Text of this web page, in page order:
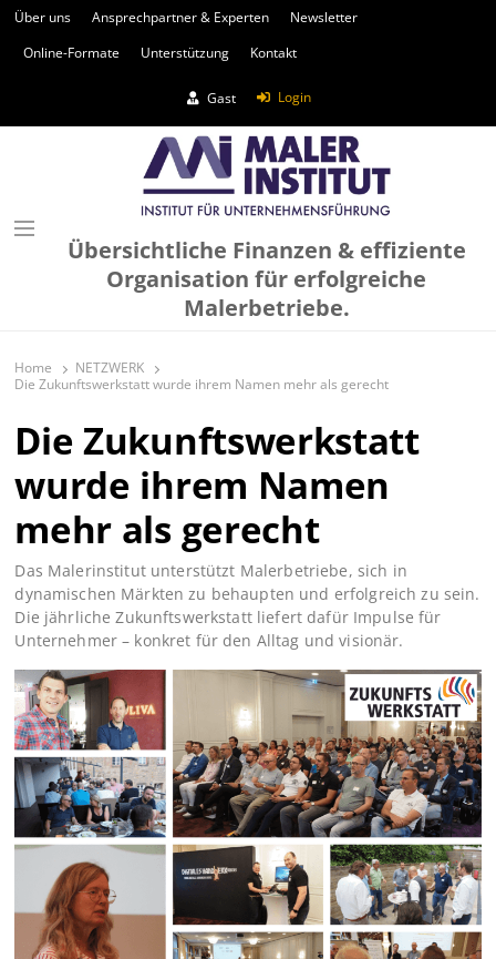
Über uns Ansprechpartner & Experten
Newsletter
Online-Formate
Unterstützung Kontakt
Gast Login
Übersichtliche Finanzen & effiziente
Organisation für erfolgreiche
Malerbetriebe.
Home
NETZWERK
Die Zukunftswerkstatt wurde ihrem Namen mehr als gerecht
Die Zukunftswerkstatt
wurde ihrem Namen
mehr als gerecht
Das Malerinstitut unterstützt Malerbetriebe, sich in
dynamischen Märkten zu behaupten und erfolgreich zu sein.
Die jährliche Zukunftswerkstatt liefert dafür Impulse für
Unternehmer – konkret für den Alltag und visionär.